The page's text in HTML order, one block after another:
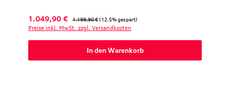
Verkaufspreis:
1.049,90 € Regulärer Preis:
1.199,90 € (12.5% gespart)
Preise inkl. MwSt. zzgl. Versandkosten
In den Warenkorb